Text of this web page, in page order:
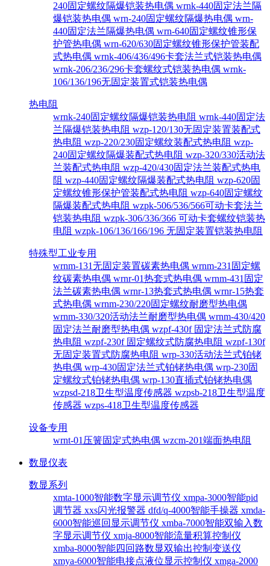
240固定螺纹隔爆铠装热电偶 wrnk-440固定法兰隔
爆铠装热电偶 wrn-240固定螺纹隔爆热电偶 wrn-
440固定法兰隔爆热电偶 wrn-640固定螺纹锥形保
护管热电偶 wrn-620/630固定螺纹锥形保护管装配
式热电偶 wrnk-406/436/496卡套法兰式铠装热电偶
wrnk-206/236/296卡套螺纹式铠装热电偶 wrnk-
106/136/196无固定装置式铠装热电偶
热电阻
wrnk-240固定螺纹隔爆铠装热电阻 wrnk-440固定法
兰隔爆铠装热电阻 wzp-120/130无固定装置装配式
热电阻 wzp-220/230固定螺纹装配式热电阻 wzp-
240固定螺纹隔爆装配式热电阻 wzp-320/330活动法
兰装配式热电阻 wzp-420/430固定法兰装配式热电
阻 wzp-440固定螺纹隔爆装配式热电阻 wzp-620固
定螺纹锥形保护管装配式热电阻 wzp-640固定螺纹
隔爆装配式热电阻 wzpk-506/536/566可动卡套法兰
铠装热电阻 wzpk-306/336/366 可动卡套螺纹铠装热
电阻 wzpk-106/136/166/196 无固定装置铠装热电阻
特殊型工业专用
wrnm-131无固定装置碳素热电偶 wrnm-231固定螺
纹碳素热电偶 wrnr-01热套式热电偶 wrnm-431固定
法兰碳素热电偶 wrnr-13热套式热电偶 wrnr-15热套
式热电偶 wrnm-230/220固定螺纹耐磨型热电偶
wrnm-330/320活动法兰耐磨型热电偶 wrnm-430/420
固定法兰耐磨型热电偶 wzpf-430f 固定法兰式防腐
热电阻 wzpf-230f 固定螺纹式防腐热电阻 wzpf-130f
无固定装置式防腐热电阻 wrp-330活动法兰式铂铑
热电偶 wrp-430固定法兰式铂铑热电偶 wrp-230固
定螺纹式铂铑热电偶 wrp-130直插式铂铑热电偶
wzpsd-218卫生型温度传感器 wzpsb-218卫生型温度
传感器 wzps-418卫生型温度传感器
设备专用
wrnt-01压簧固定式热电偶 wzcm-201端面热电阻
数显仪表
数显系列
xmta-1000智能数字显示调节仪 xmpa-3000智能pid
调节器 xxs闪光报警器 dfd/q-4000智能手操器 xmda-
6000智能巡回显示调节仪 xmba-7000智能双输入数
字显示调节仪 xmja-8000智能流量积算控制仪
xmba-8000智能四回路数显双输出控制变送仪
xmya-6000智能电接点液位显示控制仪 xmga-2000